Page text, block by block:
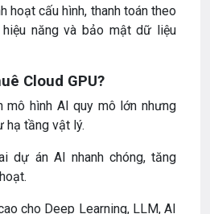
hoạt cấu hình, thanh toán theo
năng và bảo mật dữ liệu
Cloud GPU?
mô hình AI quy mô lớn nhưng
hạ tầng vật lý.
dự án AI nhanh chóng, tăng
cho Deep Learning, LLM, AI